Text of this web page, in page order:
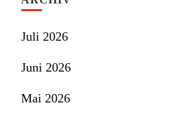
Juli 2026
Juni 2026
Mai 2026